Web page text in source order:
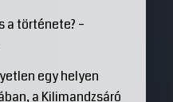
a története? –
egy helyen
a Kilimandzsáró